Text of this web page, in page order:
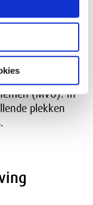
is.
for
(MVO). In
plekken